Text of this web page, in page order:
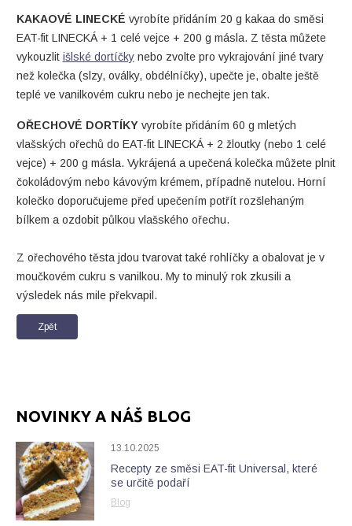
KAKAOVÉ LINECKÉ vyrobíte přidáním 20 g kakaa do směsi
EAT-fit LINECKÁ + 1 celé vejce + 200 g másla. Z těsta můžete
vykouzlit išlské dortíčkynebo zvolte pro vykrajování jiné tvary
než kolečka (slzy, oválky, obdélníčky), upečte je, obalte ještě
teplé ve vanilkovém cukru nebo je nechejte jen tak.
OŘECHOVÉ DORTÍKYvyrobíte přidáním 60 g mletých
vlašských ořechů do EAT-fit LINECKÁ + 2 žloutky (nebo 1 celé
vejce) + 200 g másla. Vykrájená a upečená kolečka můžete plnit
čokoládovým nebo kávovým krémem, případně nutelou. Horní
kolečko doporučujeme před upečením potřít rozšlehaným
bílkem a ozdobit půlkou vlašského ořechu.
Z ořechového těsta jdou tvarovat také rohlíčky a obalovat je v
moučkovém cukru s vanilkou. My to minulý rok zkusili a
výsledek nás mile překvapil.
Zpět
NOVINKY A NÁŠ BLOG
13.10.2025
Recepty ze směsi EAT-fit Universal, které
se určitě podaří
Blog